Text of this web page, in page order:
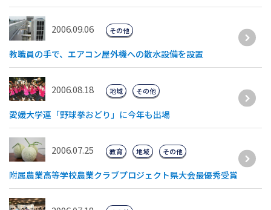
2006.09.06
教職員の手で、エアコン屋外機への散水設備を設置
その他
2006.08.18
愛媛大学連「野球拳おどり」に今年も出場
地域 その他
2006.07.25
附属農業高等学校農業クラブプロジェクト県大会最優秀受賞
教育 地域 その他